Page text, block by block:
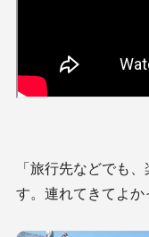
「旅行先などでも
す。連れてきてよか